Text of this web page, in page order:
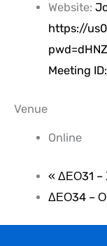
Website:
https://
Meeting
Venue
Online
« ΔΕΟ31 –
ΔΕΟ34 –